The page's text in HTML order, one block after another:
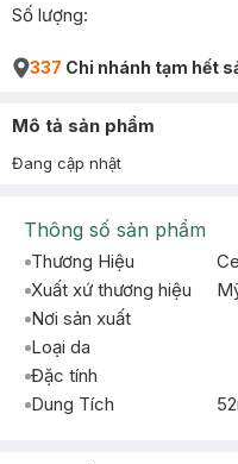
Số lượng:
337 Chi nhánh tạm hết
Mô tả sản phẩm
Đang cập nhật
Thông số sản phẩm
Thương Hiệu
Xuất xứ thương hiệu
Nơi sản xuất
Loại da
Đặc tính
Dung Tích